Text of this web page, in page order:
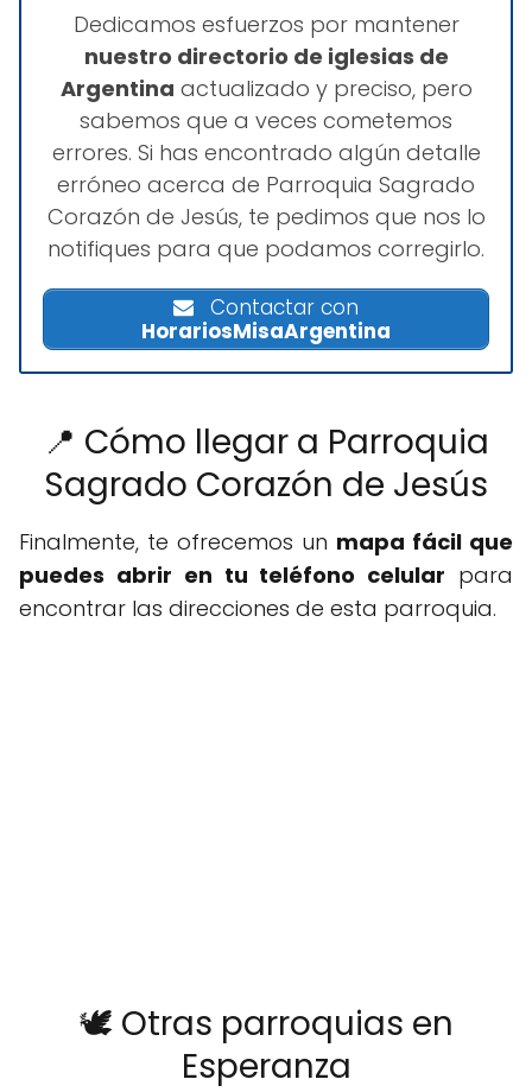
Dedicamos esfuerzos por mantener
nuestro directorio de iglesias de
Argentina actualizado y preciso, pero
sabemos que a veces cometemos
errores. Si has encontrado algún detalle
erróneo acerca de Parroquia Sagrado
Corazón de Jesús, te pedimos que nos lo
notifiques para que podamos corregirlo.
Contactar con
HorariosMisaArgentina
📍 Cómo llegar a Parroquia
Sagrado Corazón de Jesús
Finalmente, te ofrecemos un mapa fácil que
puedes abrir en tu teléfono celular para
encontrar las direcciones de esta parroquia.
🕊️ Otras parroquias en
Esperanza